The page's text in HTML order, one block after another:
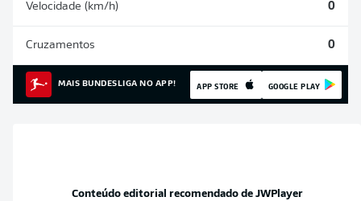
Velocidade (km/h) 0
Cruzamentos 0
MAIS BUNDESLIGA NO APP! APP STORE GOOGLE PLAY
Conteúdo editorial recomendado de JWPlayer